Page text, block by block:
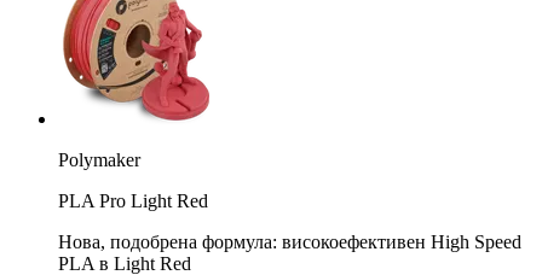
Polymaker
PLA Pro Light Red
Нова, подобрена формула: високоефективен High Speed
PLA в Light Red